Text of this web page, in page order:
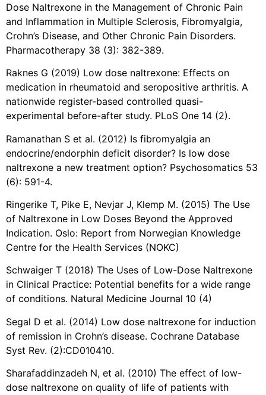
Dose Naltrexone in the Management of Chronic Pain
and Inflammation in Multiple Sclerosis, Fibromyalgia,
Crohn’s Disease, and Other Chronic Pain Disorders.
Pharmacotherapy 38 (3): 382-389.
Raknes G (2019) Low dose naltrexone: Effects on
medication in rheumatoid and seropositive arthritis. A
nationwide register-based controlled quasi-
experimental before-after study. PLoS One 14 (2).
Ramanathan S et al. (2012) Is fibromyalgia an
endocrine/endorphin deficit disorder? Is low dose
naltrexone a new treatment option? Psychosomatics 53
(6): 591-4.
Ringerike T, Pike E, Nevjar J, Klemp M. (2015) The Use
of Naltrexone in Low Doses Beyond the Approved
Indication. Oslo: Report from Norwegian Knowledge
Centre for the Health Services (NOKC)
Schwaiger T (2018) The Uses of Low-Dose Naltrexone
in Clinical Practice: Potential benefits for a wide range
of conditions. Natural Medicine Journal 10 (4)
Segal D et al. (2014) Low dose naltrexone for induction
of remission in Crohn’s disease. Cochrane Database
Syst Rev. (2):CD010410.
Sharafaddinzadeh N, et al. (2010) The effect of low-
dose naltrexone on quality of life of patients with